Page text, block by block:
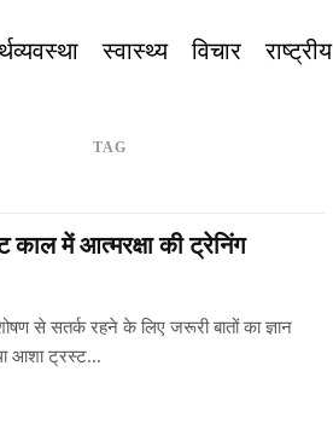
स्वास्थ्य विचार राष्ट्रीय
TAG
काल में आत्मरक्षा की ट्रेनिंग
से सतर्क रहने के लिए जरूरी बातों का ज्ञान
आशा ट्रस्ट...